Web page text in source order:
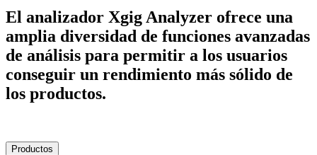
El analizador Xgig Analyzer ofrece una
amplia diversidad de funciones avanzadas
de análisis para permitir a los usuarios
conseguir un rendimiento más sólido de
los productos.
Productos